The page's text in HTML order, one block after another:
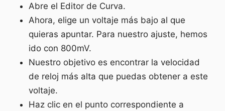
Abre el Editor de Curva.
Ahora, elige un voltaje más bajo al que
quieras apuntar. Para nuestro ajuste, hemos
ido con 800mV.
Nuestro objetivo es encontrar la velocidad
de reloj más alta que puedas obtener a este
voltaje.
Haz clic en el punto correspondiente a